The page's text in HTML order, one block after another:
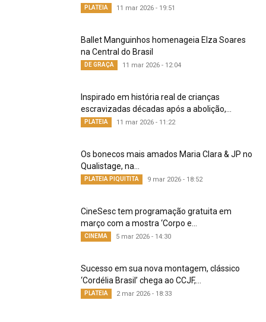
PLATEIA 11 mar 2026 - 19:51
Ballet Manguinhos homenageia Elza Soares
na Central do Brasil
DE GRAÇA 11 mar 2026 - 12:04
Inspirado em história real de crianças
escravizadas décadas após a abolição,...
PLATEIA 11 mar 2026 - 11:22
Os bonecos mais amados Maria Clara & JP no
Qualistage, na...
PLATEIA PIQUITITA 9 mar 2026 - 18:52
CineSesc tem programação gratuita em
março com a mostra ‘Corpo e...
CINEMA 5 mar 2026 - 14:30
Sucesso em sua nova montagem, clássico
‘Cordélia Brasil’ chega ao CCJF,...
PLATEIA 2 mar 2026 - 18:33